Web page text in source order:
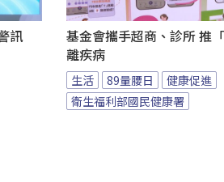
訊
基金會攜手超商、診所 推
離疾病
生活 89量腰日
健康促進
衛生福利部國民健康署